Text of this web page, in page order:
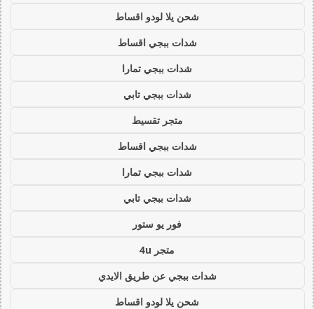
شحن يلا لودو اقساط
شدات ببجي اقساط
شدات ببجي تمارا
شدات ببجي تابي
متجر تقسيط
شدات ببجي اقساط
شدات ببجي تمارا
شدات ببجي تابي
فور يو ستور
متجر 4u
شدات ببجي عن طريق الايدي
شحن يلا لودو اقساط